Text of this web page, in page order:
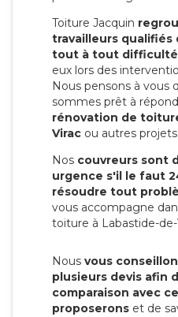
Toiture Jacquin
travailleurs qualifiés
tout à tout difficulté
eux lors des
Nous pensons à
sommes prêt à
rénovation de
Virac ou autres
Nos couvreurs sont
urgence s'il le faut
résoudre tout
vous accompagne
toiture à Labastide-de-
Nous vous
plusieurs devis afin
comparaison avec
proposerons et de